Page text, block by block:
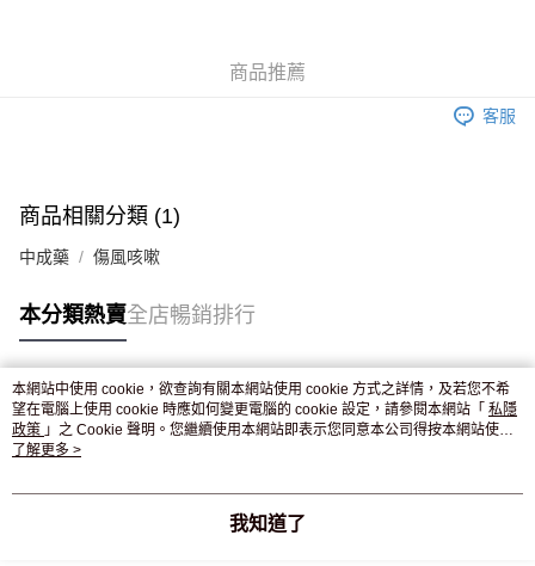
付款後門市自取，訂單確認後2-4個工作天到店，7天內取。逾期後
商品推薦
客服
商品相關分類 (1)
中成藥 傷風咳嗽
本分類熱賣全店暢銷排行
熱門標籤
熱銷排行
本網站中使用 cookie，欲查詢有關本網站使用 cookie 方式之詳情，及若您不希
望在電腦上使用 cookie 時應如何變更電腦的 cookie 設定，請參閱本網站「 私隱
政策 」之 Cookie 聲明。您繼續使用本網站即表示您同意本公司得按本網站使用
條款之 Cookie 聲明使用 cookie。
了解更多 >
我知道了